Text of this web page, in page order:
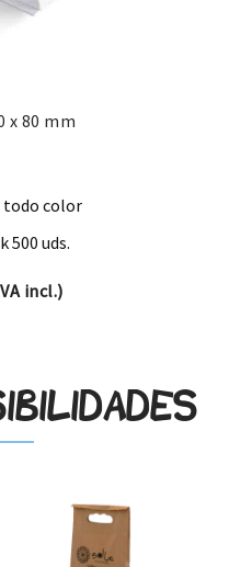
x 80 mm
todo color
500 uds.
incl.)